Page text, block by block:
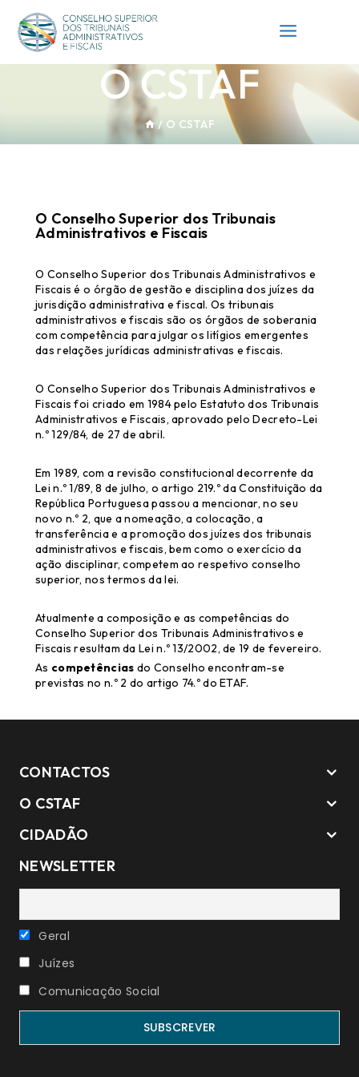
O CSTAF
/ O CSTAF
O Conselho Superior dos Tribunais
Administrativos e Fiscais
O Conselho Superior dos Tribunais Administrativos e
Fiscais é o órgão de gestão e disciplina dos juízes da
jurisdição administrativa e fiscal. Os tribunais
administrativos e fiscais são os órgãos de soberania
com competência para julgar os litígios emergentes
das relações jurídicas administrativas e fiscais.
O Conselho Superior dos Tribunais Administrativos e
Fiscais foi criado em 1984 pelo Estatuto dos Tribunais
Administrativos e Fiscais, aprovado pelo Decreto-Lei
n.º 129/84, de 27 de abril.
Em 1989, com a revisão constitucional decorrente da
Lei n.º 1/89, 8 de julho, o artigo 219.º da Constituição da
República Portuguesa passou a mencionar, no seu
novo n.º 2, que a nomeação, a colocação, a
transferência e a promoção dos juízes dos tribunais
administrativos e fiscais, bem como o exercício da
ação disciplinar, competem ao respetivo conselho
superior, nos termos da lei.
Atualmente a composição e as competências do
Conselho Superior dos Tribunais Administrativos e
Fiscais resultam da Lei n.º 13/2002, de 19 de fevereiro.
As competências do Conselho encontram-se
previstas no n.º 2 do artigo 74.º do ETAF.
CONTACTOS
O CSTAF
CIDADÃO
NEWSLETTER
Geral
Juízes
Comunicação Social